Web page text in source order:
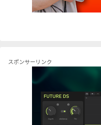
スポンサーリンク